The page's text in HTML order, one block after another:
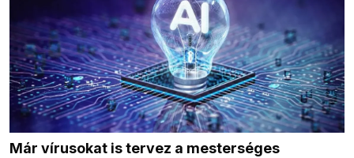
Már vírusokat is tervez a mesterséges